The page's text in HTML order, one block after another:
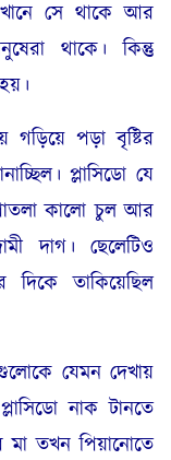
সে থাকে আর
থাকে। কিন্তু
পড়া বৃষ্টির
প্লাসিডো যে
কালো চুল আর
দাগ। ছেলেটিও
তাকিয়েছিল
যেমন দেখায়
নাক টানতে
মা তখন পিয়ানোতে